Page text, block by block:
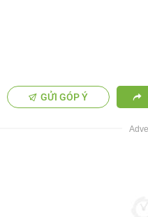
GỬI GÓP Ý